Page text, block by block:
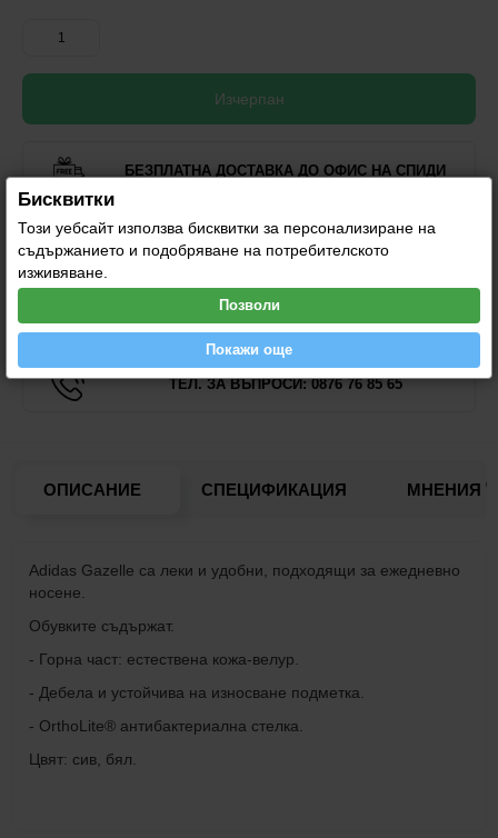
Изчерпан
БЕЗПЛАТНА ДОСТАВКА ДО ОФИС НА СПИДИ
САМО ОРИГИНАЛНИ ПРОДУКТИ
ТЕСТ И ПРЕГЛЕД ПРЕДИ ПЛАЩАНЕ
ТЕЛ. ЗА ВЪПРОСИ: 0876 76 85 65
ОПИСАНИЕ СПЕЦИФИКАЦИЯ МНЕНИЯ 0
Adidas Gazelle са леки и удобни, подходящи за ежедневно
носене.
Обувките съдържат.
- Горна част: естествена кожа-велур.
- Дебела и устойчива на износване подметка.
- OrthoLite® антибактериална стелка.
Цвят: сив, бял.
Бисквитки
Този уебсайт използва бисквитки за персонализиране на
съдържанието и подобряване на потребителското
изживяване.
Позволи
Покажи още